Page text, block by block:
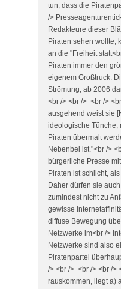
tun, dass die
/>
Redakteure dieser
Piraten sehen wollte,
an die "Freiheit
Piraten immer den
eigenem Großtruck.
Strömung, ab 2006
<br /> <br /> <br />
ausgehend weist sie
ideologische Tünche,
Piraten übermalt
Nebenbei ist."<br />
bürgerliche Presse
Piraten ist schlicht,
Daher dürfen sie
zumindest nicht zu
gewisse
diffuse Bewegung
Netzwerke im<br />
Netzwerke sind also
Piratenpartei
/> <br /> <br /> <br />
rauskommen, liegt a)